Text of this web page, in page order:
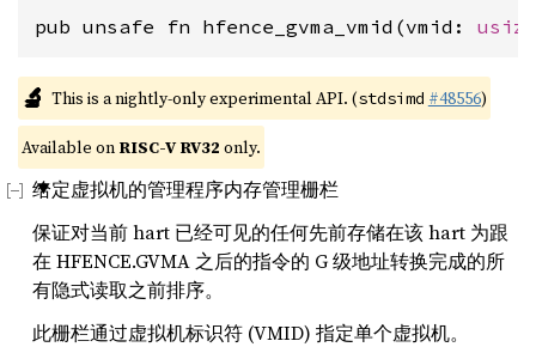
pub unsafe fn hfence_gvma_vmid(vmid: usize
🔬 This is a nightly-only experimental API. (stdsimd #48556)
Available on RISC-V RV32 only.
给定虚拟机的管理程序内存管理栅栏
保证对当前 hart 已经可见的任何先前存储在该 hart 为跟
在 HFENCE.GVMA 之后的指令的 G 级地址转换完成的所
有隐式读取之前排序。
此栅栏通过虚拟机标识符 (VMID) 指定单个虚拟机。